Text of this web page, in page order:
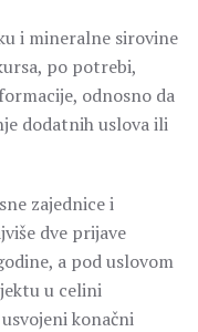
i mineralne sirovine
po potrebi,
odnosno da
dodatnih uslova ili
zajednice i
dve prijave
a pod uslovom
u celini
konačni